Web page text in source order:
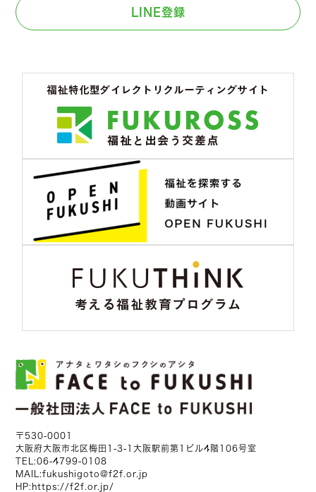
LINE登録
〒530-0001
大阪府大阪市北区梅田1-3-1大阪駅前第1ビル4階106号室
TEL:06-4799-0108
MAIL:fukushigoto@f2f.or.jp
HP: https://f2f.or.jp/